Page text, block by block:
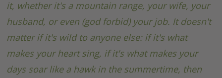
it, whether it's a mountain range, your wife, your
husband, or even (god forbid) your job. It doesn't
matter if it's wild to anyone else: if it's what
makes your heart sing, if it's what makes your
days soar like a hawk in the summertime, then